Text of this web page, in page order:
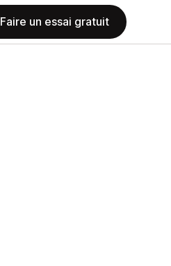
Faire un essai gratuit